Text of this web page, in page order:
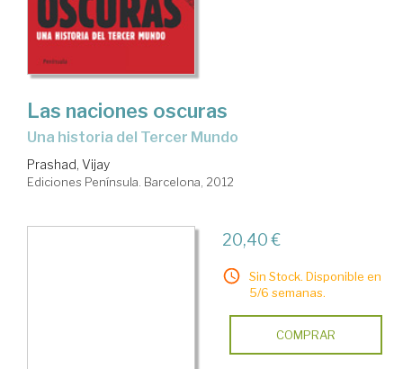
Las naciones oscuras
una historia del Tercer Mundo
Prashad, Vijay
Ediciones Península. Barcelona, 2012
20,40 €
Sin Stock. Disponible en
5/6 semanas.
COMPRAR